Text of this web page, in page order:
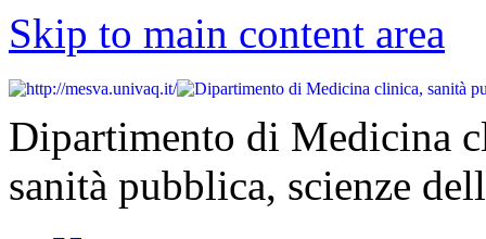
Skip to main content area
Dipartimento di Medicina
sanità pubblica, scienze